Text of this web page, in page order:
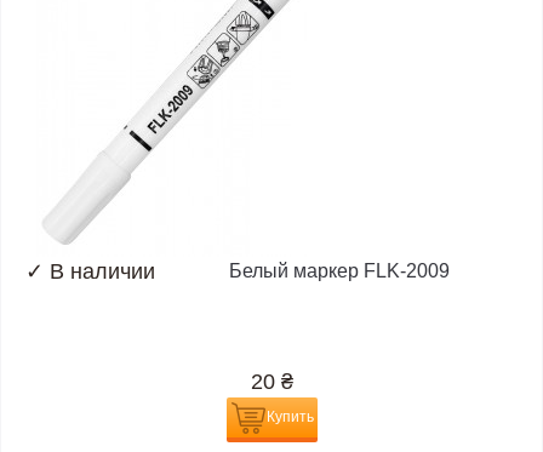
✓ В наличии Белый маркер FLK-2009
20 ₴
Купить